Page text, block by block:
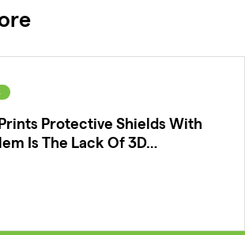
Protective Shields With
Is The Lack Of 3D…